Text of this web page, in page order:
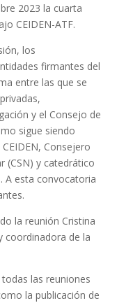
2023 la cuarta
CEIDEN-ATF.
los
firmantes del
entre las que se
y el Consejo de
sigue siendo
Consejero
(CSN) y catedrático
A esta convocatoria
la reunión Cristina
coordinadora de la
las reuniones
la publicación de